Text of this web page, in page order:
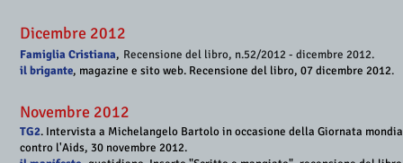
Dicembre 2012
Famiglia Cristiana, Recensione del libro, n.52/2012 - dicembre 2012.
il brigante, magazine e sito web.​ Recensione del libro, 07 dicembre 2012.
Novembre 2012
TG2. Intervista a Michelangelo Bartolo in occasione della Giornata
contro l'Aids, 30 novembre 2012.​